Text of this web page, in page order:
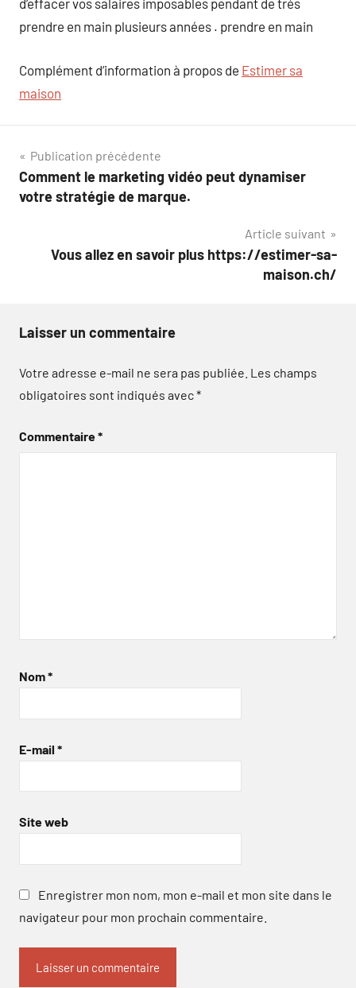
d’effacer vos salaires imposables pendant de très
prendre en main plusieurs années . prendre en main
Complément d’information à propos de Estimer sa
maison
Navigation
de
Publication précédente
Comment le marketing vidéo peut dynamiser
votre stratégie de marque.
Article suivant
Vous allez en savoir plus https://estimer-sa-
maison.ch/
Laisser un commentaire
Votre adresse e-mail ne sera pas publiée. Les champs
obligatoires sont indiqués avec*
Commentaire*
Nom*
E-mail *
Site web
Enregistrer mon nom, mon e-mail et mon site dans le
navigateur pour mon prochain commentaire.